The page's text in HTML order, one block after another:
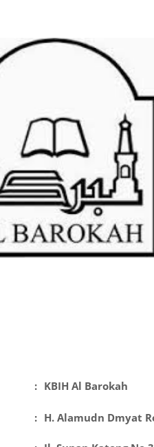
: KBIH Al Barokah
: H. Alamudn Dmyat